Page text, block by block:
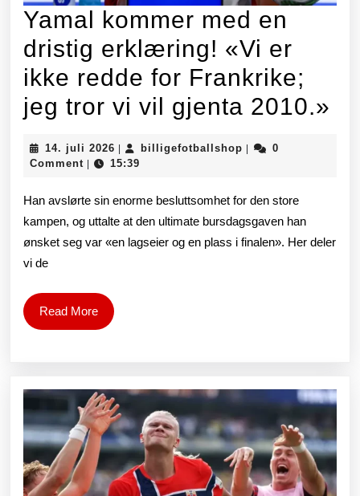
Yamal kommer med en
dristig erklæring! «Vi er
ikke redde for Frankrike;
jeg tror vi vil gjenta 2010.»
for
14. juli 2026 14.
juli
billigefotballshop billigefotballshop
0
Comment
15:39
Han avslørte sin enorme besluttsomhet for den store
kampen, og uttalte at den ultimate bursdagsgaven han
ønsket seg var «en lagseier og en plass i finalen». Her deler
vi de
Read MoreRead
More